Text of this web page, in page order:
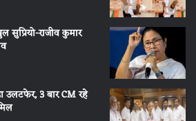
सुप्रियो-राजीव कुमार
उलटफेर, 3 बार CM रहे